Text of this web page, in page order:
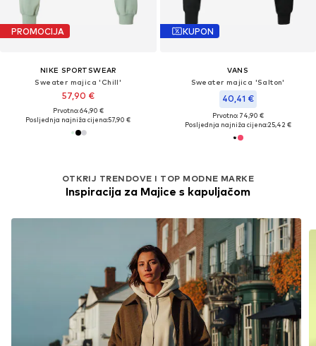
PROMOCIJA
NIKE SPORTSWEAR
Sweater majica 'Chill'
57,90 €
Prvotno: 64,90 €
Posljednja najniža cijena:57,90 €
KUPON
VANS
Sweater majica 'Salton'
40,41 €
Prvotno: 74,90 €
Posljednja najniža cijena:25,42 €
OTKRIJ TRENDOVE I TOP MODNE MARKE
Inspiracija za Majice s kapuljačom